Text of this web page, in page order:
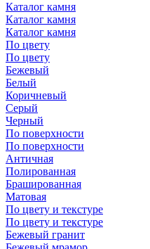
Каталог камня
Каталог камня
Каталог камня
По цвету
По цвету
Бежевый
Белый
Коричневый
Серый
Черный
По поверхности
По поверхности
Античная
Полированная
Брашированная
Матовая
По цвету и текстуре
По цвету и текстуре
Бежевый гранит